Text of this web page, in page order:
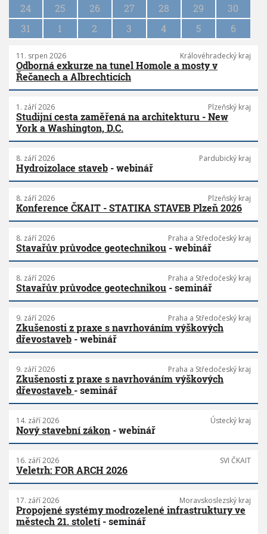
24
25 26 27 28 29
30
31
1 2 3 4 5 6
11. srpen 2026 Královéhradecký kraj
Odborná exkurze na tunel Homole a mosty v
Řečanech a Albrechticích
1. září 2026 Plzeňský kraj
Studijní cesta zaměřená na architekturu - New
York a Washington, D.C.
8. září 2026 Pardubický kraj
Hydroizolace staveb - webinář
8. září 2026 Plzeňský kraj
Konference ČKAIT - STATIKA STAVEB Plzeň 2026
8. září 2026 Praha a Středočeský kraj
Stavařův průvodce geotechnikou - webinář
8. září 2026 Praha a Středočeský kraj
Stavařův průvodce geotechnikou - seminář
9. září 2026 Praha a Středočeský kraj
Zkušenosti z praxe s navrhováním výškových
dřevostaveb - webinář
9. září 2026 Praha a Středočeský kraj
Zkušenosti z praxe s navrhováním výškových
dřevostaveb - seminář
14. září 2026 Ústecký kraj
Nový stavební zákon - webinář
16. září 2026 SVI ČKAIT
Veletrh: FOR ARCH 2026
17. září 2026 Moravskoslezský kraj
Propojené systémy modrozelené infrastruktury ve
městech 21. století- seminář